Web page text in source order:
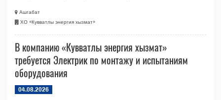
Ашгабат
ХО «Кувватлы энергия хызмат»
В компанию «Кувватлы энергия хызмат»
требуется Электрик по монтажу и испытаниям
оборудования
04.08.2026